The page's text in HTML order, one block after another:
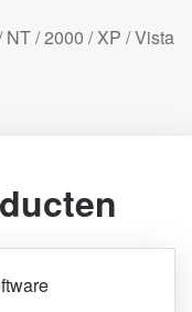
/ 2000 / XP / Vista